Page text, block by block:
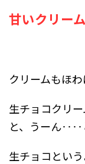
甘いクリー
クリームもほ
生チョコクリ
と、うーん‥‥
生チョコとい